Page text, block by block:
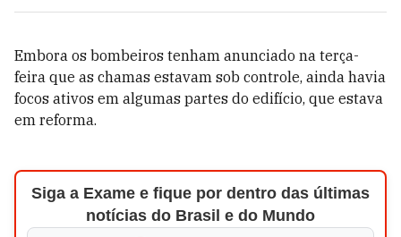
Embora os bombeiros tenham anunciado na terça-
feira que as chamas estavam sob controle, ainda havia
focos ativos em algumas partes do edifício, que estava
em reforma.
Siga a Exame e fique por dentro das últimas
notícias do Brasil e do Mundo